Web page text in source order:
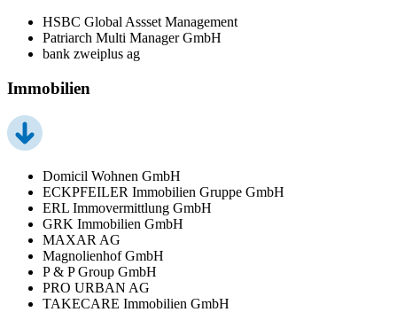
HSBC Global Assset Management
Patriarch Multi Manager GmbH
bank zweiplus ag
Immobilien
Domicil Wohnen GmbH
ECKPFEILER Immobilien Gruppe GmbH
ERL Immovermittlung GmbH
GRK Immobilien GmbH
MAXAR AG
Magnolienhof GmbH
P & P Group GmbH
PRO URBAN AG
TAKECARE Immobilien GmbH